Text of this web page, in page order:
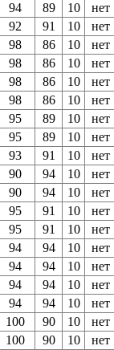
94 89 10
нет
92 91 10
нет
98 86 10
нет
98 86 10
нет
98 86 10
нет
98 86 10
нет
95 89 10
нет
95 89 10
нет
93 91 10
нет
90 94 10
нет
90 94 10
нет
95 91 10
нет
95 91 10
нет
94 94 10
нет
94 94 10
нет
94 94 10
нет
94 94 10
нет
100 90 10
нет
100 90 10
нет